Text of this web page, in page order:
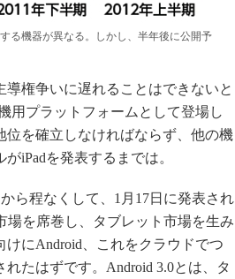
る機器が異なる。しかし、半年後に公開予
権争いに遅れることはできないと
用プラットフォームとして登場し
を確立しなければならず、他の機
iPadを発表するまでは。
ら程なくして、1月17日に発表され
場を席巻し、タブレット市場を生み
けにAndroid、これをクラウドでつ
たはずです。Android 3.0とは、タ